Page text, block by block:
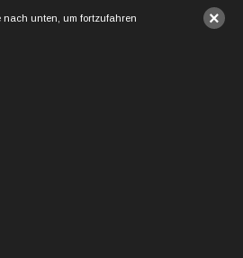
×
nach unten, um fortzufahren